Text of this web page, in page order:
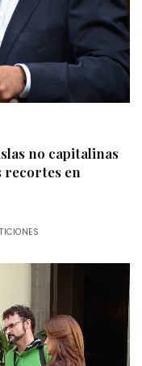
no capitalinas
recortes en